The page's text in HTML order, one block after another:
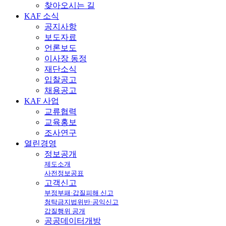
찾아오시는 길
KAF 소식
공지사항
보도자료
언론보도
이사장 동정
재단소식
입찰공고
채용공고
KAF 사업
교류협력
교육홍보
조사연구
열린경영
정보공개
제도소개
사전정보공표
고객신고
부정부패·갑질피해 신고
청탁금지법위반·공익신고
갑질행위 공개
공공데이터개방